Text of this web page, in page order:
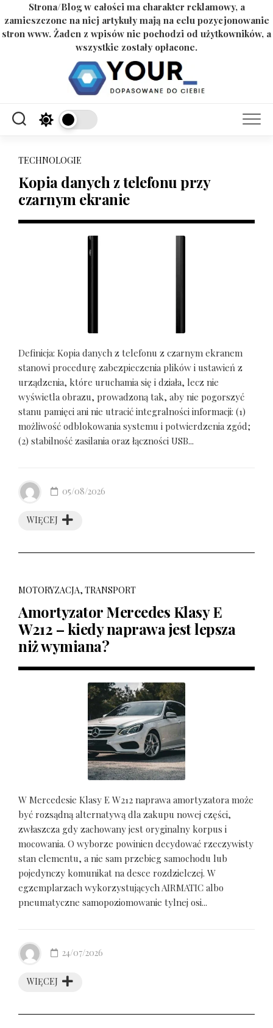
Strona/Blog w całości ma charakter reklamowy, a
zamieszczone na niej artykuły mają na celu pozycjonowanie
stron www. Żaden z wpisów nie pochodzi od użytkowników, a
wszystkie zostały opłacone.
TECHNOLOGIE
Kopia danych z telefonu przy
czarnym ekranie
Definicja: Kopia danych z telefonu z czarnym ekranem
stanowi procedurę zabezpieczenia plików i ustawień z
urządzenia, które uruchamia się i działa, lecz nie
wyświetla obrazu, prowadzoną tak, aby nie pogorszyć
stanu pamięci ani nie utracić integralności informacji: (1)
możliwość odblokowania systemu i potwierdzenia zgód;
(2) stabilność zasilania oraz łączności USB...
WIĘCEJ
05/08/2026
MOTORYZACJA, TRANSPORT
Amortyzator Mercedes Klasy E
W212 – kiedy naprawa jest lepsza
niż wymiana?
W Mercedesie Klasy E W212 naprawa amortyzatora może
być rozsądną alternatywą dla zakupu nowej części,
zwłaszcza gdy zachowany jest oryginalny korpus i
mocowania. O wyborze powinien decydować rzeczywisty
stan elementu, a nie sam przebieg samochodu lub
pojedynczy komunikat na desce rozdzielczej. W
egzemplarzach wykorzystujących AIRMATIC albo
pneumatyczne samopoziomowanie tylnej osi...
WIĘCEJ
24/07/2026